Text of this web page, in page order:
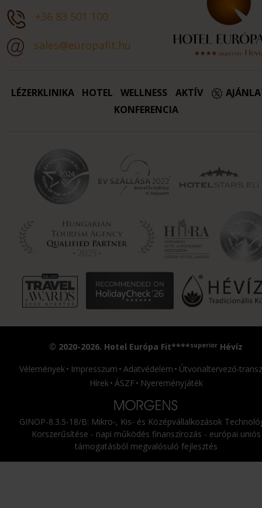
+36 83 501 100
sales@europafit.hu
LÉZERKLINIKA HOTEL WELLNESS AKTÍV
KONFERENCIA
© 2020-2026. Hotel Európa Fit****superior Hévíz
Vélemények
Impresszum Adatvédelem
Útvonaltervező-
Hírek ÁSZF Nyereményjáték
GINOP-8.3.5-18/B: Mikro-, Kis- és Középvállalkozások
Korszerűsítése - napi működés finanszírozás - európai uniós
támogatásból megvalósuló fejlesztés